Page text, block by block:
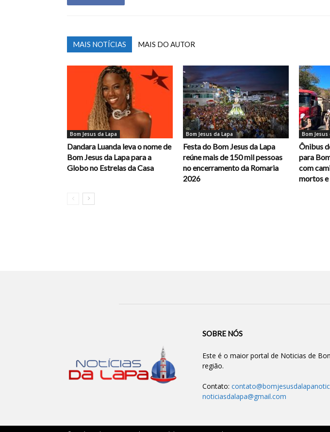
MAIS NOTÍCIAS MAIS DO AUTOR
Bom Jesus da Lapa
Dandara Luanda leva o nome de
Bom Jesus da Lapa para a
Globo no Estrelas da Casa
Bom Jesus da Lapa
Festa do Bom Jesus da Lapa
reúne mais de 150 mil pessoas
no encerramento da Romaria
2026
Bom Jesus
Ônibus
para
com
mortos
SOBRE NÓS
Este é o maior portal de Noticias de
região.
Contato:
noticiasdalapa@gmail.com